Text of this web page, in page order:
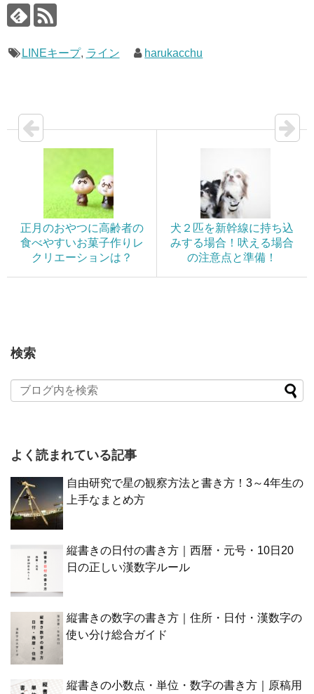
LINEキープ, ライン harukacchu
正月のおやつに高齢者の
食べやすいお菓子作りレ
クリエーションは？
犬２匹を新幹線に持ち込
みする場合！吠える場合
の注意点と準備！
検索
よく読まれている記事
自由研究で星の観察方法と書き方！3～4年生の
上手なまとめ方
縦書きの日付の書き方｜西暦・元号・10日20
日の正しい漢数字ルール
縦書きの数字の書き方｜住所・日付・漢数字の
使い分け総合ガイド
縦書きの小数点・単位・数字の書き方｜原稿用